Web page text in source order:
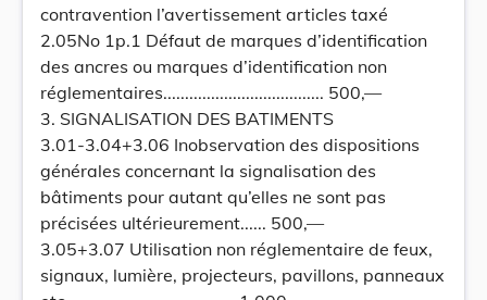
contravention l’avertissement articles taxé
2.05No 1p.1 Défaut de marques d’identification
des ancres ou marques d’identification non
réglementaires..................................... 500,—
3. SIGNALISATION DES BATIMENTS
3.01-3.04+3.06 Inobservation des dispositions
générales concernant la signalisation des
bâtiments pour autant qu’elles ne sont pas
précisées ultérieurement...... 500,—
3.05+3.07 Utilisation non réglementaire de feux,
signaux, lumière, projecteurs, pavillons, panneaux